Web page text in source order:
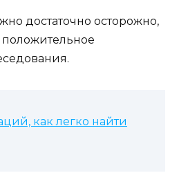
достаточно осторожно,
как легко найти